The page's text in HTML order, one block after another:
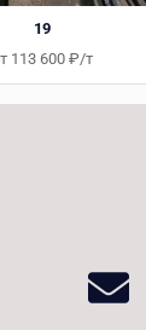
19
113 600 ₽/т